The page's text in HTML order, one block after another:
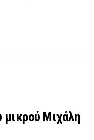
μικρού Μιχάλη